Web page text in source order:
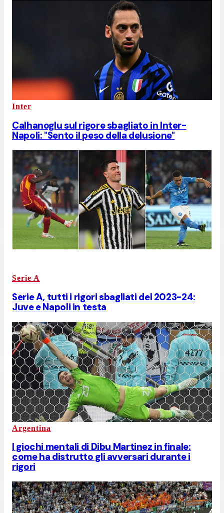
Inter
Calhanoglu sul rigore sbagliato in Inter-
Napoli: "Sento il peso della delusione"
Serie A
Serie A, tutti i rigori sbagliati del 2023-24:
Juve e Napoli in testa
Argentina
I giochi mentali di Dibu Martinez in finale:
come ha distrutto gli avversari durante i
rigori